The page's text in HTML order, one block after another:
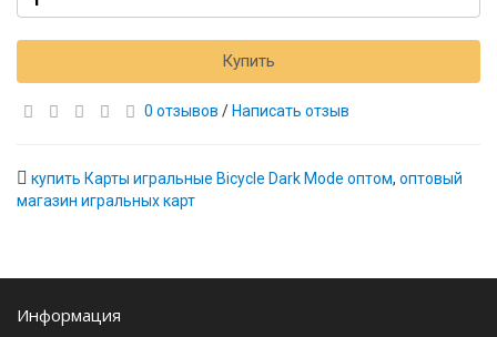
Купить
0 отзывов / Написать отзыв
купить Карты игральные Bicycle Dark Mode оптом, оптовый
магазин игральных карт
Информация